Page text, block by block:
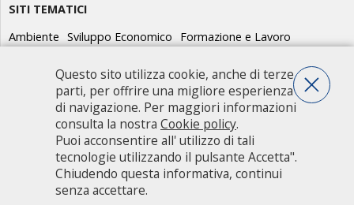
SITI TEMATICI
Ambiente Sviluppo Economico
Formazione e Lavoro
Idroscalo e sport
Parco Agricolo Sud Milano Pianificazione territoriale
Protezione civile Scuola Strade Servizio Civile
Welfare e pari opportunità Tutti i siti
Città metropolitana di Milano - Via Vivaio, 1 - 20122 Milano - centralino
Questo sito utilizza cookie, anche di terze
parti, per offrire una migliore esperienza
di navigazione. Per maggiori informazioni
consulta la nostra Cookie policy.
Puoi acconsentire all' utilizzo di tali
tecnologie utilizzando il pulsante Accetta".
Chiudendo questa informativa, continui
senza accettare.